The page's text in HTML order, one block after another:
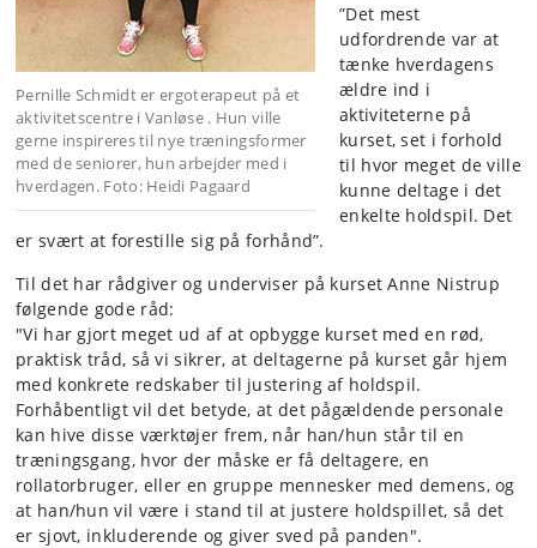
Pernille Schmidt er ergoterapeut på et
aktivitetscentre i Vanløse . Hun ville
gerne inspireres til nye træningsformer
med de seniorer, hun arbejder med i
hverdagen. Foto: Heidi Pagaard
”Det mest
udfordrende var at
tænke hverdagens
ældre ind i
aktiviteterne på
kurset, set i forhold
til hvor meget de ville
kunne deltage i det
enkelte holdspil. Det
er svært at forestille sig på forhånd”.
Til det har rådgiver og underviser på kurset Anne Nistrup
følgende gode råd:
"Vi har gjort meget ud af at opbygge kurset med en rød,
praktisk tråd, så vi sikrer, at deltagerne på kurset går hjem
med konkrete redskaber til justering af holdspil.
Forhåbentligt vil det betyde, at det pågældende personale
kan hive disse værktøjer frem, når han/hun står til en
træningsgang, hvor der måske er få deltagere, en
rollatorbruger, eller en gruppe mennesker med demens, og
at han/hun vil være i stand til at justere holdspillet, så det
er sjovt, inkluderende og giver sved på panden".